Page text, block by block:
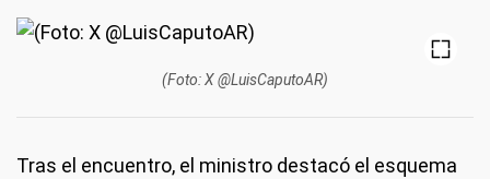
(Foto: X @LuisCaputoAR)
Tras el encuentro, el ministro destacó el esquema